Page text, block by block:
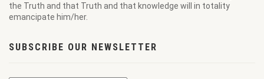
the Truth and that Truth and that knowledge will in totality
emancipate him/her.
SUBSCRIBE OUR NEWSLETTER